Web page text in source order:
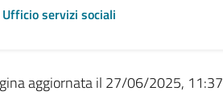
Ufficio servizi sociali
aggiornata il 27/06/2025, 11:37